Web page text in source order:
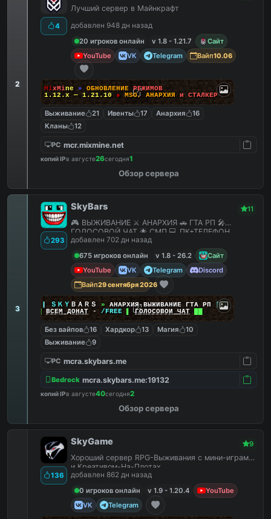
2
4
Лучший сервер в Майнкрафт
добавлен 948 дн назад
20 игроков онлайн
v 1.8 - 1.21.7
Сайт
YouTube
VK Telegram Вайп10.06
MixMine » ОБНОВЛЕНИЕ РЕЖИМОВ
1.12.x — 1.21.10
● MSO, АНАРХИЯ и СТАЛКЕР
Выживание 21 Ивенты 17 Анархия
16
Кланы
12
PC mcr.mixmine.net
копий IPв августе26сегодня1
Обзор сервера
3
293
SkyBars 11
🎮 ВЫЖИВАНИЕ ⚔️ АНАРХИЯ 🚗 ГТА РП 🎤
ГОЛОСОВОЙ ЧАТ 🌟 СМП 💻 ПК+ТЕЛЕФОН
добавлен 702 дн назад
675 игроков онлайн
v 1.8 - 26.2
Сайт
YouTube
VK Telegram
Discord
Вайп29 сентября 2026
ＳＫＹ ＢＡＲＳ » АНАРХИЯ ВЫЖИВАНИЕ ГТА РП |||
ВСЕМ ДОНАТ- /FREE ▌ГОЛОСОВОЙ ЧАТ
Без вайпов 16 Хардкор 13 Магия
10
Выживание
9
PC mcra.skybars.me
Bedrock mcra.skybars.me:19132
копий IPв августе40сегодня2
Обзор сервера
136
SkyGame 9
Хороший сервер RPG-Выживания с мини-играми
и Креативом-На-Плотах.
добавлен 862 дн назад
0 игроков онлайн
v 1.9 - 1.20.4
YouTube
VK
Telegram